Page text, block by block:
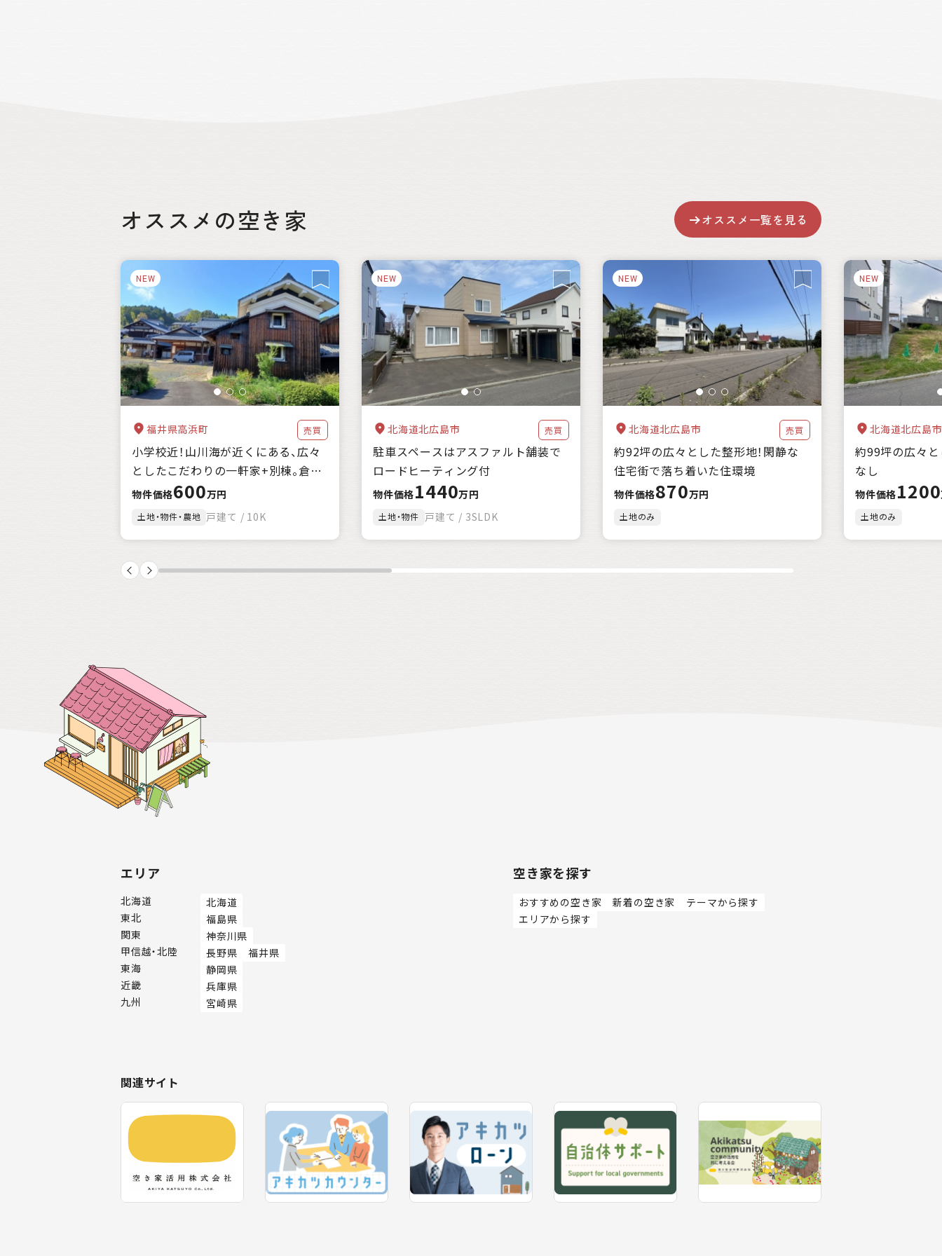
絞り込み
都道府県
自治体の特徴 海に近い 森林が豊か 暖かい地域 涼しい地域 交通が便利
都市近郊
支援制度
家賃補助 住宅購入補助 リフォーム補助 移住補助
起業補助
キーワード
件 クリア 絞込み検索
オススメの空き家
NEW
福井県高浜町 売買
小学校近！山川海が近くにある、広々
としたこだわりの一軒家+別棟。倉
庫、農地付。
物件価格600万円
土地・物件・農地 戸建て / 10K
NEW
北海道北広島市 売買
駐車スペースはアスファルト舗装で
ロードヒーティング付
物件価格1440万円
土地・物件 戸建て / 3SLDK
NEW
北海道北広島市 売買
約92坪の広々とした整形地！閑静な
住宅街で落ち着いた住環境
物件価格870万円
土地のみ
NEW
北海道北広島市
約99坪の広々と
なし
物件価格1200
土地のみ
オススメ一覧を見る
エリア
北海道
北海道
東北
福島県
関東
神奈川県
甲信越・北陸
長野県
福井県
東海
静岡県
近畿
兵庫県
九州
宮崎県
空き家を探す
おすすめの空き家 新着の空き家
テーマから探す
エリアから探す
関連サイト